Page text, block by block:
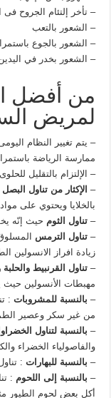
– تأخر إلتئام الجروح
– الشعور بالتعب
– الشعور بالجوع
– الشعور بخدر في
من أفضل
لمريض
– يتم تغيير النظام
ممارسة الرياضة
– الإلتزام بالتقليل
– الإكثار من تناول البصل
بالخلايا ويحتوي على
–تناول الثوم حيث إنّه
–تناول الترمس
زيادة افراز الانسولين
–تناول القرنبيط
مهبطات الأنسولين حيث
– بالنسبة للمشروبات :
من غير سكر وعصير
– بالنسبة لتناول
والفاصولياء الخضراء
– بالنسبة للبهارات :
– بالنسبة إلى اللحوم :
أكل بعض لحوم الطيور